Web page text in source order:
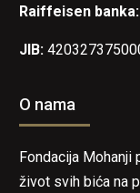
Raiffeisen banka:
JIB:
O nama
Fondacija Mohanji
život svih bića na